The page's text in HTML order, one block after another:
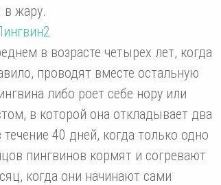
в жару.
в возрасте четырех лет, когда
проводят вместе остальную
либо роет себе нору или
в которой она откладывает два
40 дней, когда только одно
пингвинов кормят и согревают
когда они начинают сами